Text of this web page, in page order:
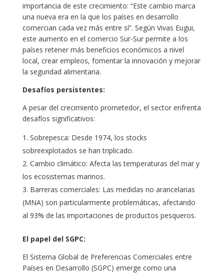
importancia de este crecimiento: “Este cambio marca
una nueva era en la que los países en desarrollo
comercian cada vez más entre sí”. Según Vivas Eugui,
este aumento en el comercio Sur-Sur permite a los
países retener más beneficios económicos a nivel
local, crear empleos, fomentar la innovación y mejorar
la seguridad alimentaria.
Desafíos persistentes:
A pesar del crecimiento prometedor, el sector enfrenta
desafíos significativos:
Sobrepesca: Desde 1974, los stocks
sobreexplotados se han triplicado.
Cambio climático: Afecta las temperaturas del mar y
los ecosistemas marinos.
Barreras comerciales: Las medidas no arancelarias
(MNA) son particularmente problemáticas, afectando
al 93% de las importaciones de productos pesqueros.
El papel del SGPC:
El Sistema Global de Preferencias Comerciales entre
Países en Desarrollo (SGPC) emerge como una